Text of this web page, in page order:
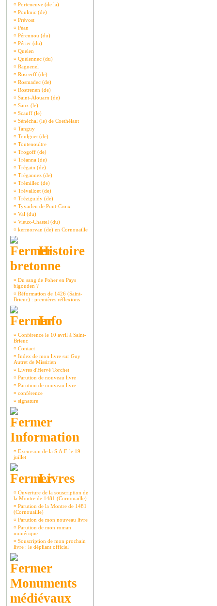
¤ Porteneuve (de la)
¤ Poulmic (de)
¤ Prévost
¤ Péan
¤ Pérennou (du)
¤ Périer (du)
¤ Quelen
¤ Quélennec (du)
¤ Raguenel
¤ Roscerff (de)
¤ Rosmadec (de)
¤ Rostrenen (de)
¤ Saint-Alouarn (de)
¤ Saux (le)
¤ Scauff (le)
¤ Sénéchal (le) de Coethélant
¤ Tanguy
¤ Toulgoet (de)
¤ Toutenoultre
¤ Trogoff (de)
¤ Tréanna (de)
¤ Trégain (de)
¤ Trégannez (de)
¤ Trémillec (de)
¤ Trévalloet (de)
¤ Tréziguidy (de)
¤ Tyvarlen de Pont-Croix
¤ Val (du)
¤ Vieux-Chastel (du)
¤ kermorvan (de) en Cornouaille
Histoire
bretonne
¤ Du sang de Poher en Pays
bigouden ?
¤ Réformation de 1426 (Saint-
Brieuc) : premières réflexions
Info
¤ Conférence le 10 avril à Saint-
Brieuc
¤ Contact
¤ Index de mon livre sur Guy
Autret de Missirien
¤ Livres d'Hervé Torchet
¤ Parution de nouveau livre
¤ Parution de nouveau livre
¤ conférence
¤ signature
Information
¤ Excursion de la S.A.F. le 19
juillet
Livres
¤ Ouverture de la souscription de
la Montre de 1481 (Cornouaille)
¤ Parution de la Montre de 1481
(Cornouaille)
¤ Parution de mon nouveau livre
¤ Parution de mon roman
numérique
¤ Souscription de mon prochain
livre : le dépliant officiel
Monuments
médiévaux